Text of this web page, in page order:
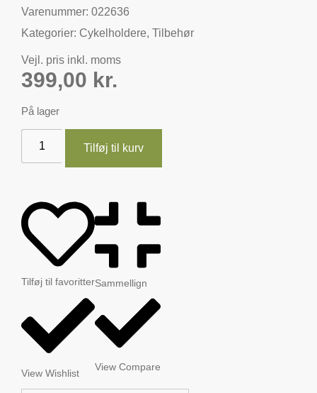
Varenummer: 022636
Kategorier: Cykelholdere, Tilbehør
Vejl. pris inkl. moms
399,00 kr.
På lager
Tilføj til kurv
Tilføj til favoritter
View Wishlist
Sammellign
View Compare